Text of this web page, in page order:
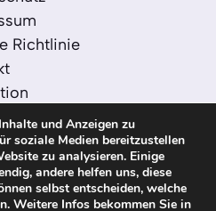
Richtlinie
Leitlinien
von KI in der
und Anzeigen zu
soziale Medien bereitzustellen
zu analysieren. Einige
andere helfen uns, diese
selbst entscheiden, welche
Weitere Infos bekommen Sie in